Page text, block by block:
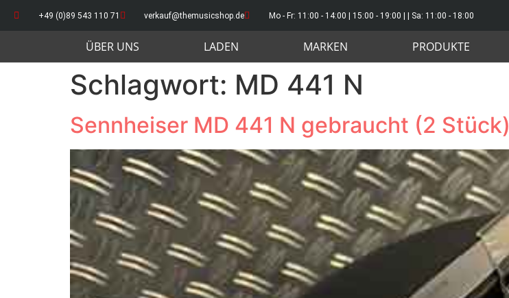
+49 (0)89 543 110 71 verkauf@themusicshop.de Mo - Fr: 11:00 - 14:00 | 15:00 - 19:00 | | Sa: 11:00 - 18:00
ÜBER UNS LADEN MARKEN PRODUKTE
Schlagwort: MD 441 N
Sennheiser MD 441 N gebraucht (2 Stück)